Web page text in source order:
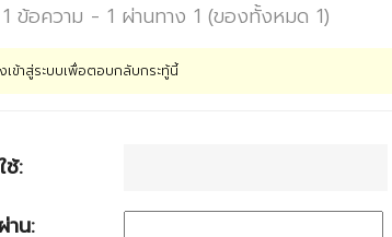
ข้อความ - 1 ผ่านทาง 1 (ของทั้งหมด 1)
ข้าสู่ระบบเพื่อตอบกลับกระทู้นี้
ช้:
าน: